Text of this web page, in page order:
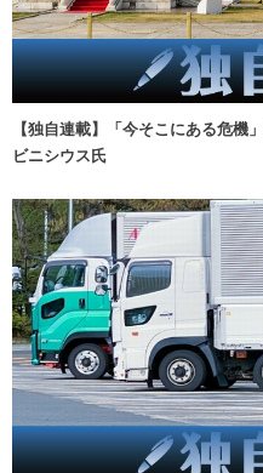
【独自連載】「今そこにある危
ビニシウス氏